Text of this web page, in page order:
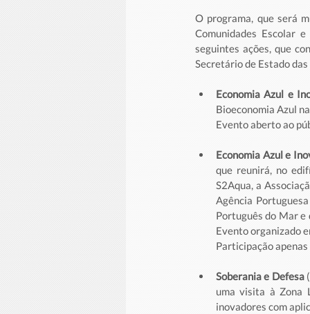
O programa, que será
Comunidades Escolar
seguintes ações, que
Secretário de Estado
Economia Azul e
Bioeconomia Azul
Evento aberto ao
Economia Azul e
que reunirá, no
S2Aqua, a
Agência
Português do Mar e
Evento organizado
Participação
Soberania e Defesa
uma visita à Zona
inovadores com